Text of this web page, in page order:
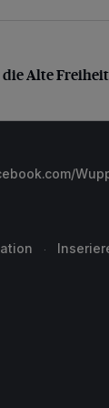
Alte Freiheit
Alte Freiheit